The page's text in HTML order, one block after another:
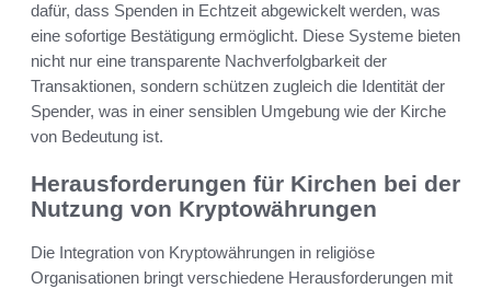
dafür, dass Spenden in Echtzeit abgewickelt werden, was
eine sofortige Bestätigung ermöglicht. Diese Systeme bieten
nicht nur eine transparente Nachverfolgbarkeit der
Transaktionen, sondern schützen zugleich die Identität der
Spender, was in einer sensiblen Umgebung wie der Kirche
von Bedeutung ist.
Herausforderungen für Kirchen bei der
Nutzung von Kryptowährungen
Die Integration von Kryptowährungen in religiöse
Organisationen bringt verschiedene Herausforderungen mit